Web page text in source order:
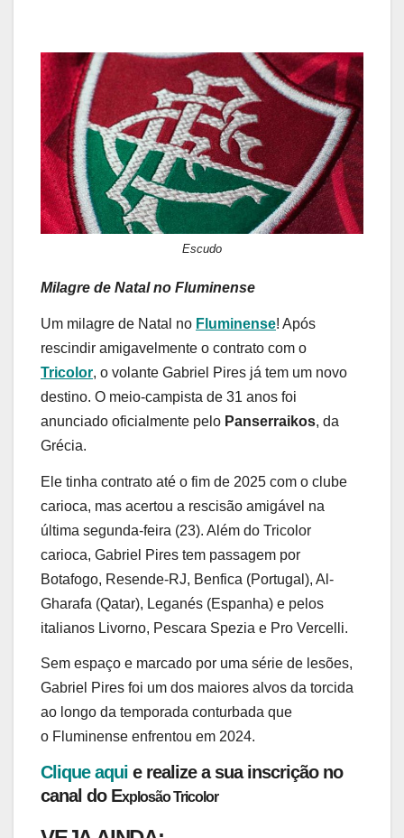
Escudo
Milagre de Natal no Fluminense
Um milagre de Natal no Fluminense! Após
rescindir amigavelmente o contrato com o
Tricolor, o volante Gabriel Pires já tem um novo
destino. O meio-campista de 31 anos foi
anunciado oficialmente pelo Panserraikos, da
Grécia.
Ele tinha contrato até o fim de 2025 com o clube
carioca, mas acertou a rescisão amigável na
última segunda-feira (23). Além do Tricolor
carioca, Gabriel Pires tem passagem por
Botafogo, Resende-RJ, Benfica (Portugal), Al-
Gharafa (Qatar), Leganés (Espanha) e pelos
italianos Livorno, Pescara Spezia e Pro Vercelli.
Sem espaço e marcado por uma série de lesões,
Gabriel Pires foi um dos maiores alvos da torcida
ao longo da temporada conturbada que
o Fluminense enfrentou em 2024.
Clique aqui e realize a sua inscrição no
canal do Explosão Tricolor